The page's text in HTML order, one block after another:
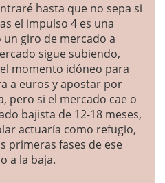
hasta que no sepa si
el impulso 4 es una
un giro de mercado a
sigue subiendo,
momento idóneo para
a euros y apostar por
pero si el mercado cae o
bajista de 12-18 meses,
actuaría como refugio,
primeras fases de ese
a la baja.